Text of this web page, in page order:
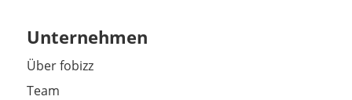
Unternehmen
Über fobizz
Team